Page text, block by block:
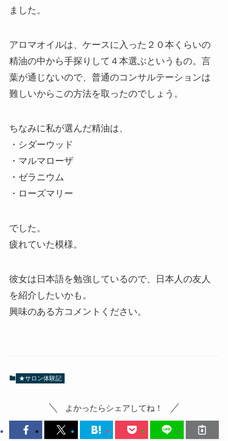
ました。
アロマオイルは、ケースに入った２０本くらいの
精油の中から手探りして４本選ぶというもの。言
葉が通じないので、普通のコンサルテーションは
難しいからこの方法を取ったのでしょう。
ちなみに私が選んだ精油は、
・シダーウッド
・マルマローザ
・ゼラニウム
・ローズマリー
でした。
疲れていた模様。
彼女は日本語を勉強しているので、日本人の友人
を紹介したいかも。
興味のある方コメントください。
★サロン体験記
よかったらシェアしてね！